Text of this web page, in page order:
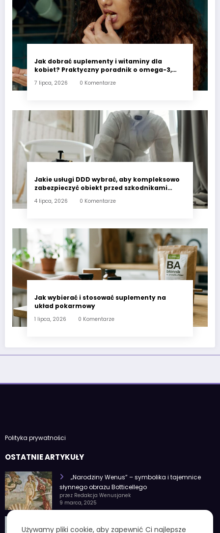
Jak dobrać suplementy i witaminy dla
kobiet? Praktyczny poradnik o omega-3,
codzienne zdrowie
7 lipca, 2026 0 Komentarze
Jakie usługi DDD wybrać, aby kompleksowo
zabezpieczyć obiekt przed szkodnikami
4 lipca, 2026 0 Komentarze
Jak wybierać i stosować suplementy na
układ pokarmowy
1 lipca, 2026 0 Komentarze
Polityka prywatności
OSTATNIE ARTYKUŁY
„Narodziny Wenus” – symbolika i tajemnice
słynnego obrazu Botticellego
przez Redakcja Wenusjanek
9 marca, 2025
Używamy pliki cookie, aby zapewnić Ci najlepsze